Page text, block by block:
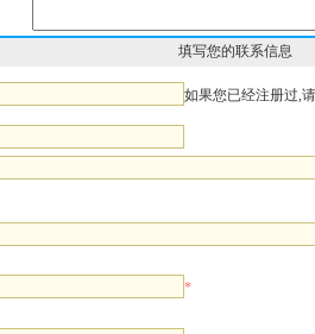
填写您的联系信息
如果您已经注册过,
*